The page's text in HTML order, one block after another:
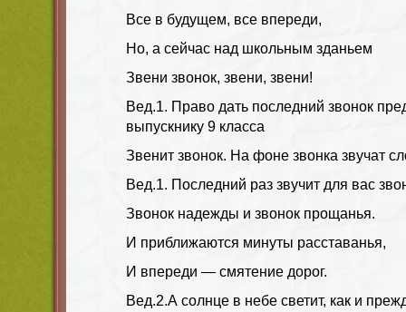
Все в будущем, все впереди,
Но, а сейчас над школьным зданьем
Звени звонок, звени, звени!
Вед.1. Право дать последний звонок
выпускнику 9 класса
Звенит звонок. На фоне звонка звучат
Вед.1. Последний раз звучит для вас
Звонок надежды и звонок прощанья.
И приближаются минуты расставанья,
И впереди — смятение дорог.
Вед.2.А солнце в небе светит, как и